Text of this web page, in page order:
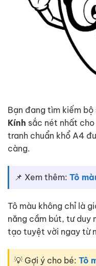
Bạn đang tìm kiếm bộ
Kính sắc nét nhất
tranh chuẩn khổ A4
càng.
📌 Xem thêm: Tô
Tô màu không chỉ là
năng cầm bút, tư duy
tạo tuyệt vời ngay từ
💡 Gợi ý cho bé: Tô